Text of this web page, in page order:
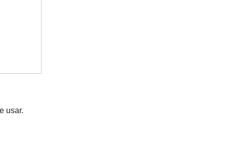
usar.